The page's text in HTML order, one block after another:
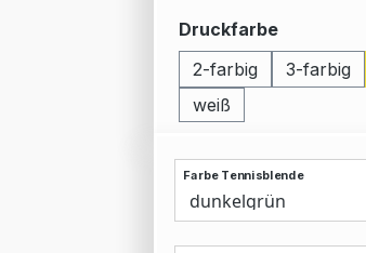
Druckfarbeauswählen
2-farbig
3-farbig
weiß
Farbe Tennisblende